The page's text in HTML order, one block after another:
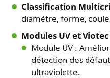
Classification
diamètre, forme,
Modules UV et Viotec
Module UV :
détection des
ultraviolette.